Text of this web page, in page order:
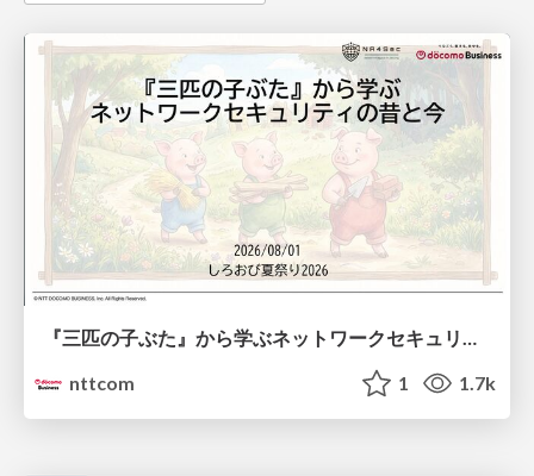
『三匹の子ぶた』から学ぶネットワークセキュリティの昔と今 / Network Security: Then and Now Through the Lens of The Three Little Pigs
nttcom
1 1.7k